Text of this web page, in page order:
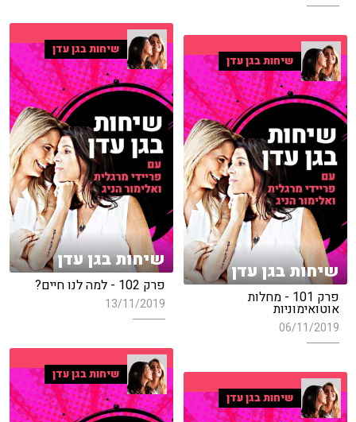
שיחות בגן עדן
שיחות בגן עדן
פרק 102 - למה לנו חיים?
13/11/2019
שיחות בגן עדן
שיחות בגן עדן
פרק 101 - מחלות
אוטואימוניות
06/11/2019
שיחות בגן עדן
שיחות בגן עדן